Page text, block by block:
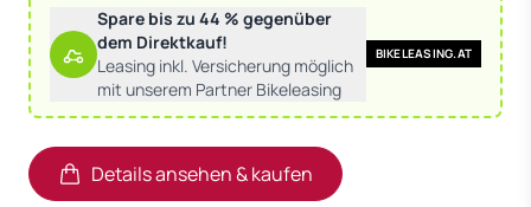
Spare bis zu 44 % gegenüber
dem Direktkauf!
Leasing inkl. Versicherung möglich
mit unserem Partner Bikeleasing
BIKELEASING.AT
Details ansehen & kaufen
(öffnet in neuem Tab)
(öffnet in neuem Tab)